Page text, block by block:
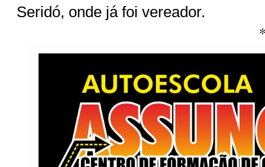
Seridó, onde já foi vereador.